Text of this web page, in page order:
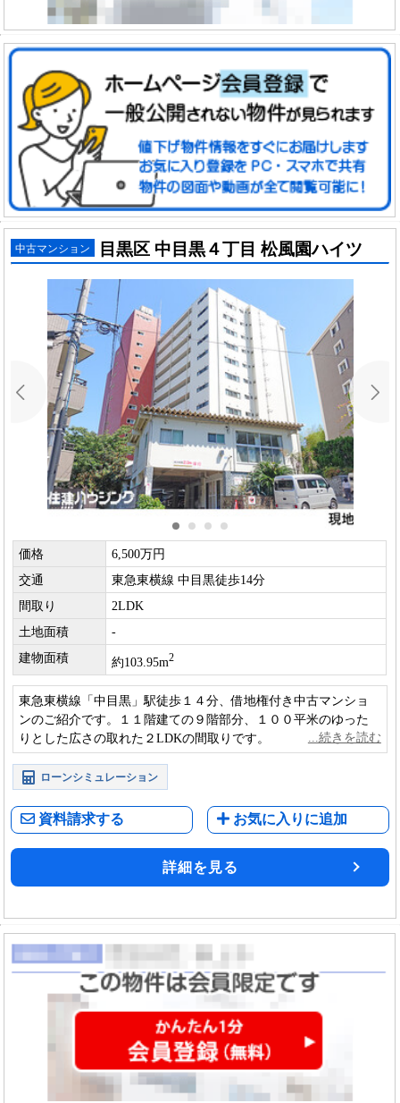
中古マンション 目黒区 中目黒４丁目 松風園ハイツ
価格
6,500万円
交通
東急東横線 中目黒徒歩14分
間取り
2LDK
土地面積
-
建物面積
約103.95m2
東急東横線「中目黒」駅徒歩１４分、借地権付き中古マンショ
ンのご紹介です。１１階建ての９階部分、１００平米のゆった
りとした広さの取れた２LDKの間取りです。
ローンシミュレーション
資料請求する お気に入りに追加
詳細を見る